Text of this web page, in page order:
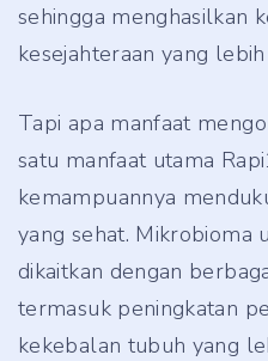
sehingga menghasilkan
kesejahteraan yang
Tapi apa manfaat
satu manfaat utama
kemampuannya
yang sehat. Mikrobioma
dikaitkan dengan
termasuk peningkatan
kekebalan tubuh yang